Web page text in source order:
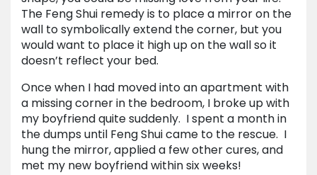
The Feng Shui remedy is to place a mirror on the
wall to symbolically extend the corner, but you
would want to place it high up on the wall so it
doesn’t reflect your bed.
Once when I had moved into an apartment with
a missing corner in the bedroom, I broke up with
my boyfriend quite suddenly. I spent a month in
the dumps until Feng Shui came to the rescue. I
hung the mirror, applied a few other cures, and
met my new boyfriend within six weeks!